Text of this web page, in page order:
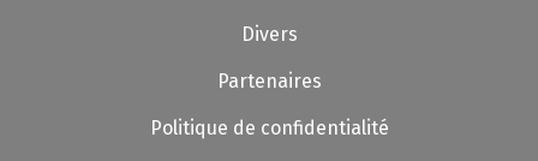
Divers
Partenaires
Politique de confidentialité